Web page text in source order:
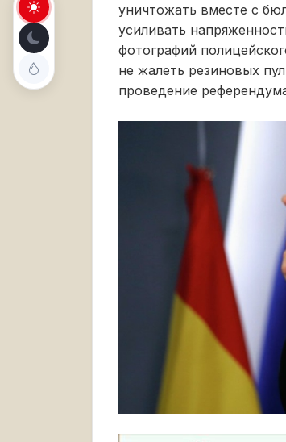
уничтожать вместе с
усиливать
фотографий
не жалеть резиновых
проведение